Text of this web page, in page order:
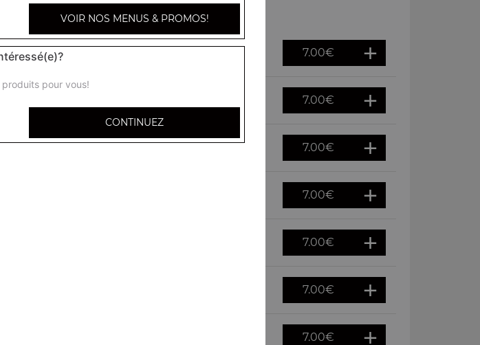
7.00€
7.00€
7.00€
7.00€
7.00€
7.00€
7.00€
VOIR NOS MENUS & PROMOS!
pour vous!
CONTINUEZ